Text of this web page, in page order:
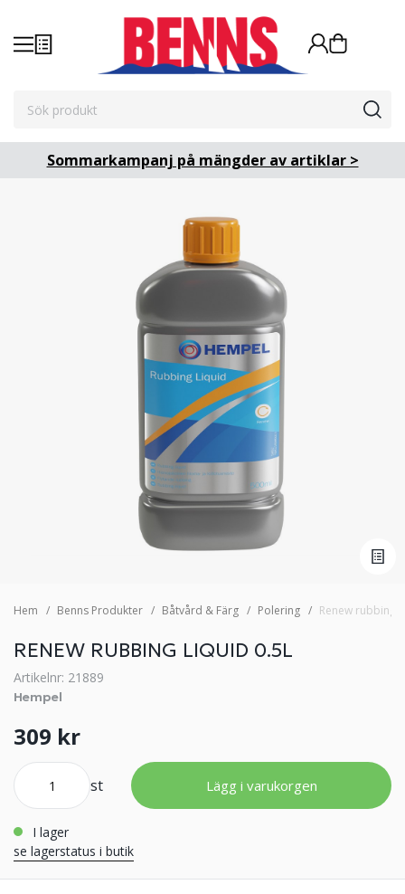
Sommarkampanj på mängder av artiklar >
Hem Benns Produkter Båtvård & Färg Polering Renew rubbing
RENEW RUBBING LIQUID 0.5L
Artikelnr: 21889
Hempel
309 kr
st Lägg i varukorgen
i lager
se lagerstatus i butik